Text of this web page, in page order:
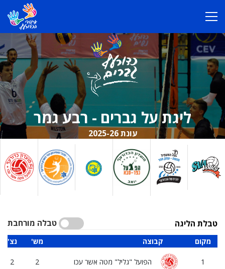
ליגת על גברים - רבע גמר
עונת 2025-26
טבלה מורחבת טבלת הליגה
'נצ 'מש קבוצה מקום
2 2 הפועל "גליל" מטה אשר עכו 1